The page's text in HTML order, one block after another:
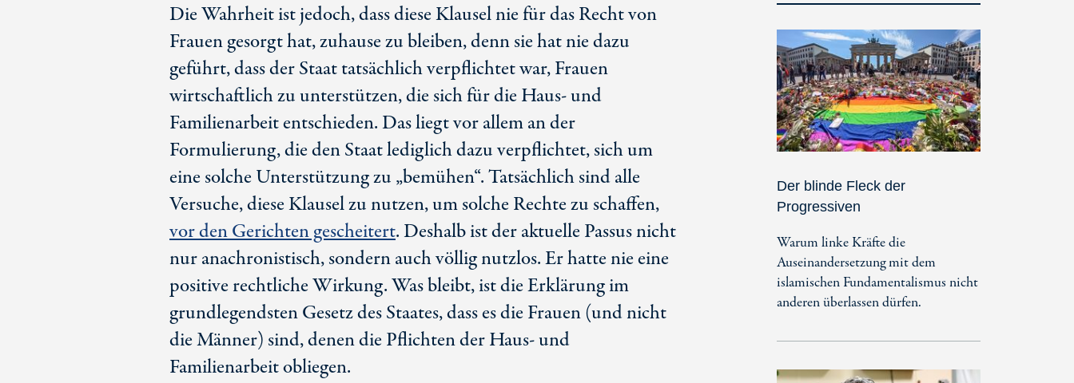
Die Wahrheit ist jedoch, dass diese Klausel nie für das Recht von
Frauen gesorgt hat, zuhause zu bleiben, denn sie hat nie dazu
geführt, dass der Staat tatsächlich verpflichtet war, Frauen
wirtschaftlich zu unterstützen, die sich für die Haus- und
Familienarbeit entschieden. Das liegt vor allem an der
Formulierung, die den Staat lediglich dazu verpflichtet, sich um
eine solche Unterstützung zu „bemühen“. Tatsächlich sind alle
Versuche, diese Klausel zu nutzen, um solche Rechte zu schaffen,
vor den Gerichten gescheitert. Deshalb ist der aktuelle Passus nicht
nur anachronistisch, sondern auch völlig nutzlos. Er hatte nie eine
positive rechtliche Wirkung. Was bleibt, ist die Erklärung im
grundlegendsten Gesetz des Staates, dass es die Frauen (und nicht
die Männer) sind, denen die Pflichten der Haus- und
Familienarbeit obliegen.
Der blinde Fleck der
Progressiven
Warum linke Kräfte die
Auseinandersetzung mit dem
islamischen Fundamentalismus nicht
anderen überlassen dürfen.